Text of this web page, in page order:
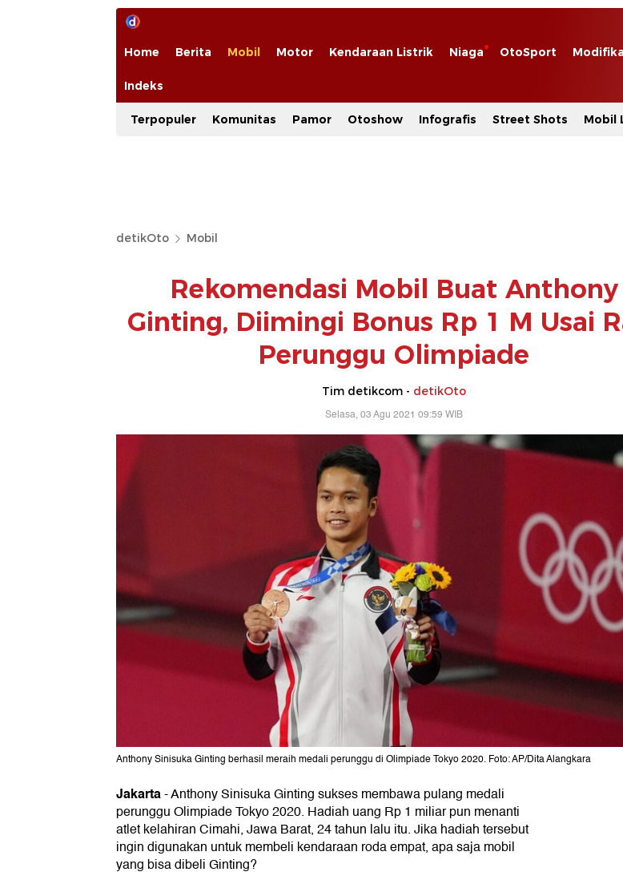
Home Berita Mobil Motor Kendaraan Listrik Niaga OtoSport
Indeks
Terpopuler Komunitas Pamor Otoshow Infografis Street Shots Mobil
detikOto Mobil
Rekomendasi Mobil Buat Anthony
Ginting, Diimingi Bonus Rp 1 M Usai
Perunggu Olimpiade
Tim detikcom - detikOto
Selasa, 03 Agu 2021 09:59 WIB
Anthony Sinisuka Ginting berhasil meraih medali perunggu di Olimpiade Tokyo 2020. Foto: AP/Dita Alangkara
Jakarta-Anthony Sinisuka Ginting sukses membawa pulang medali
perunggu Olimpiade Tokyo 2020. Hadiah uang Rp 1 miliar pun menanti
atlet kelahiran Cimahi, Jawa Barat, 24 tahun lalu itu. Jika hadiah tersebut
ingin digunakan untuk membeli kendaraan roda empat, apa saja mobil
yang bisa dibeli Ginting?